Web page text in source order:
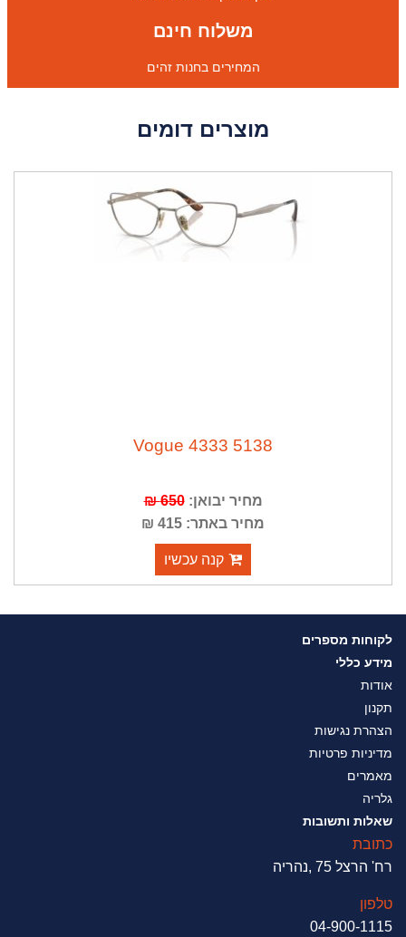
משלוח חינם
המחירים בחנות זהים
מוצרים דומים
Vogue 4333 5138
מחיר יבואן:650 ₪
מחיר באתר: 415 ₪
קנה עכשיו
לקוחות מספרים
מידע כללי
אודות
תקנון
הצהרת נגישות
מדיניות פרטיות
מאמרים
גלריה
שאלות ותשובות
כתובת
רח' הרצל 75 ,נהריה
טלפון
04-900-1115